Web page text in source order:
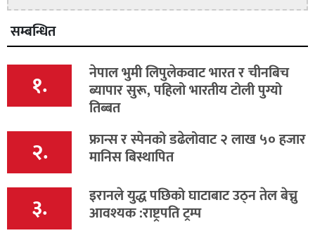
सम्बन्धित
१. नेपाल भुमी लिपुलेकवाट भारत र चीनबिच
ब्यापार सुरू, पहिलो भारतीय टोली पुग्यो
तिब्बत
२. फ्रान्स र स्पेनको डढेलोवाट २ लाख ५० हजार
मानिस बिस्थापित
३. इरानले युद्ध पछिको घाटाबाट उठ्न तेल बेच्नु
आवश्यक :राष्ट्रपति ट्रम्प